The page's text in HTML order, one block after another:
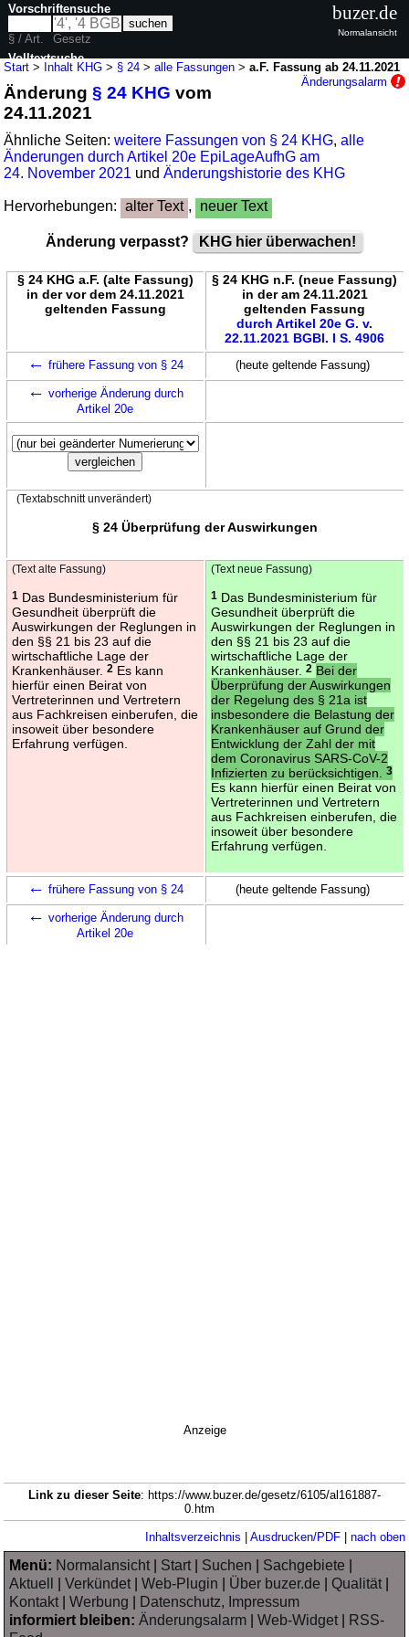
Start > Inhalt KHG > § 24 >alle Fassungen >a.F. Fassung ab 24.11.2021
Änderungsalarm
Änderung§ 24 KHG vom
24.11.2021
Ähnliche Seiten:weitere Fassungen von § 24 KHG,alle
Änderungen durch Artikel 20e EpiLageAufhG am
24. November 2021 undÄnderungshistorie des KHG
Hervorhebungen: alter Text , neuer Text
Änderung verpasst? KHG hier überwachen!
§ 24 KHG a.F. (alte Fassung)
in der vor dem 24.11.2021
geltenden Fassung
§ 24 KHG n.F. (neue Fassung)
in der am 24.11.2021
geltenden Fassung
durch Artikel 20e G. v.
22.11.2021 BGBl. I S. 4906
← frühere Fassung von § 24 (heute geltende Fassung)
← vorherige Änderung durch
Artikel 20e
(Textabschnitt unverändert)
§ 24 Überprüfung der Auswirkungen
(Text alte Fassung)
1Das Bundesministerium für
Gesundheit überprüft die
Auswirkungen der Reglungen in
den §§ 21 bis 23 auf die
wirtschaftliche Lage der
Krankenhäuser. 2Es kann
hierfür einen Beirat von
Vertreterinnen und Vertretern
aus Fachkreisen einberufen, die
insoweit über besondere
Erfahrung verfügen.
(Text neue Fassung)
1Das Bundesministerium für
Gesundheit überprüft die
Auswirkungen der Reglungen in
den §§ 21 bis 23 auf die
wirtschaftliche Lage der
Krankenhäuser. 2 Bei der
Überprüfung der Auswirkungen
der Regelung des § 21a ist
insbesondere die Belastung der
Krankenhäuser auf Grund der
Entwicklung der Zahl der mit
dem Coronavirus SARS-CoV-2
Infizierten zu berücksichtigen.
3
Es kann hierfür einen Beirat von
Vertreterinnen und Vertretern
aus Fachkreisen einberufen, die
insoweit über besondere
Erfahrung verfügen.
← frühere Fassung von § 24 (heute geltende Fassung)
← vorherige Änderung durch
Artikel 20e
Vorschriftensuche
§ / Art.
Gesetz
Volltextsuche
nur in KHG
buzer.de
Normalansicht
Anzeige
Link zu dieser Seite: https://www.buzer.de/gesetz/6105/al161887-
0.htm
Inhaltsverzeichnis | Ausdrucken/PDF| nach oben
Menü: Normalansicht| Start| Suchen Sachgebiete
Aktuell
|Verkündet|Web-Plugin Über buzer.de |Qualität|
Kontakt|Werbung
Datenschutz, Impressum
informiert bleiben: Änderungsalarm |Web-Widget|
RSS-